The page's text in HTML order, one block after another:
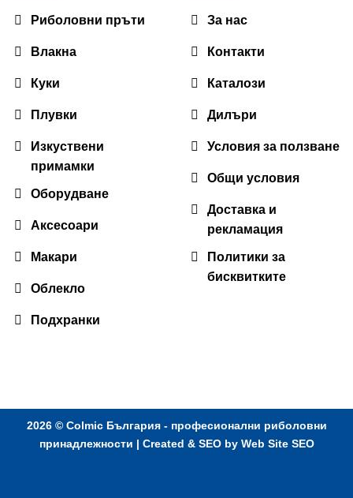
Риболовни пръти
Влакна
Куки
Плувки
Изкуствени
примамки
Оборудване
Аксесоари
Макари
Облекло
Подхранки
За нас
Контакти
Каталози
Дилъри
Условия за ползване
Общи условия
Доставка и
рекламация
Политики за
бисквитките
2026 © Colmic България - професионални риболовни
принадлежности | Created & SEO by Web Site SEO